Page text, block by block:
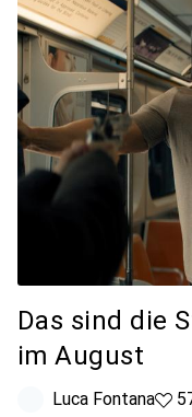
Das sind die
im August
Luca Fontana57